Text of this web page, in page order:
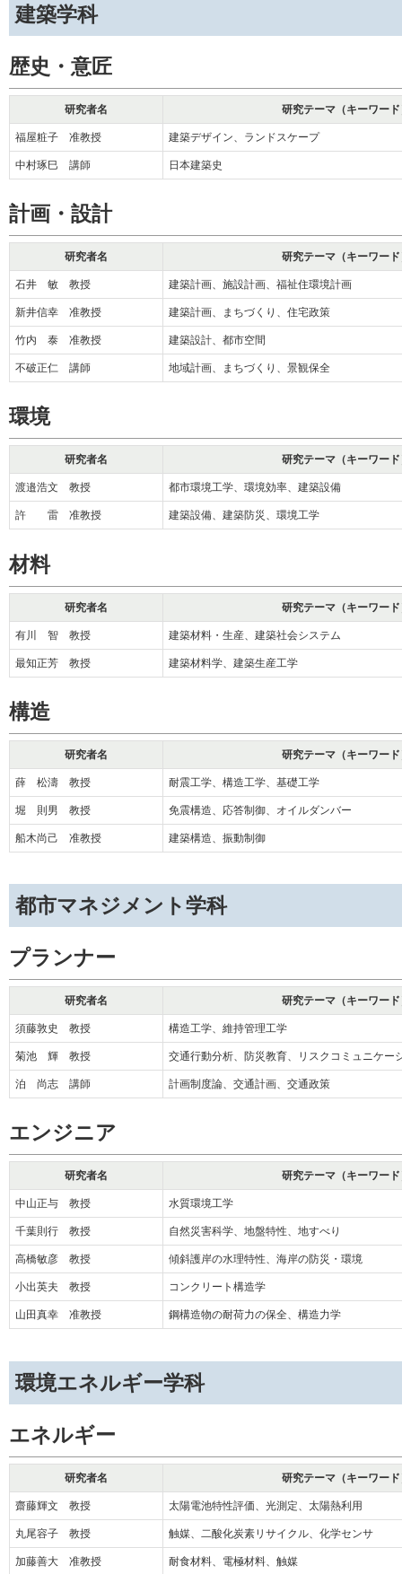
建築学科
歴史・意匠
研究者名 研究テーマ（キーワード
福屋粧子 准教授 建築デザイン、ランドスケープ
中村琢巳 講師 日本建築史
計画・設計
研究者名 研究テーマ（キーワード
石井 敏 教授 建築計画、施設計画、福祉住環境計画
新井信幸 准教授 建築計画、まちづくり、住宅政策
竹内 泰 准教授 建築設計、都市空間
不破正仁 講師 地域計画、まちづくり、景観保全
環境
研究者名 研究テーマ（キーワード
渡邉浩文 教授 都市環境工学、環境効率、建築設備
許 雷 准教授 建築設備、建築防災、環境工学
材料
研究者名 研究テーマ（キーワード
有川 智 教授 建築材料・生産、建築社会システム
最知正芳 教授 建築材料学、建築生産工学
構造
研究者名 研究テーマ（キーワード
薛 松濤 教授 耐震工学、構造工学、基礎工学
堀 則男 教授 免震構造、応答制御、オイルダンバー
船木尚己 准教授 建築構造、振動制御
都市マネジメント学科
プランナー
研究者名 研究テーマ（キーワード
須藤敦史 教授 構造工学、維持管理工学
菊池 輝 教授 交通行動分析、防災教育、リスクコミュニケー
泊 尚志 講師 計画制度論、交通計画、交通政策
エンジニア
研究者名 研究テーマ（キーワード
中山正与 教授 水質環境工学
千葉則行 教授 自然災害科学、地盤特性、地すべり
高橋敏彦 教授 傾斜護岸の水理特性、海岸の防災・環境
小出英夫 教授 コンクリート構造学
山田真幸 准教授 鋼構造物の耐荷力の保全、構造力学
環境エネルギー学科
エネルギー
研究者名 研究テーマ（キーワード
齋藤輝文 教授 太陽電池特性評価、光測定、太陽熱利用
丸尾容子 教授 触媒、二酸化炭素リサイクル、化学センサ
加藤善大 准教授 耐食材料、電極材料、触媒